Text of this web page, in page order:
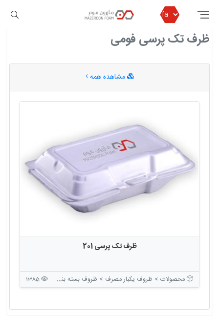
مازرون فوم ظرف تک پرسی فومی
ظرف تک پرسی فومی
مشاهده همه
ظرف تک پرسی 201
محصولات > ظروف یکبار مصرف > ظروف بسته بندی درب دار